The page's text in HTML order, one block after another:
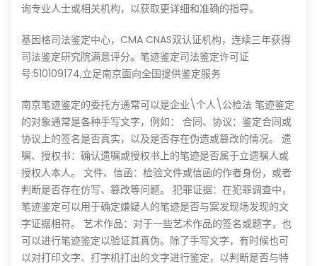
询专业人士或相关机构，以获取更详细和准确的指导。
基因格司法鉴定中心，CMA CNAS双认证机构，连续三年获得
司法鉴定研究院满意评分。笔迹鉴定司法鉴定许可证
号:510109174,立足南京面向全国提供鉴定服务
南京笔迹鉴定的委托方通常可以是企业\个人\公检法 笔迹鉴定
的对象通常是各种手写文字，例如： 合同、协议：鉴定合同或
协议上的签名是否真实，以及是否存在伪造或篡改的情况。 遗
嘱、授权书：确认遗嘱或授权书上的笔迹是否属于立遗嘱人或
授权人本人。 文件、信函：检验文件或信函的作者身份，或者
判断是否存在仿写、篡改等问题。 犯罪证据：在犯罪调查中，
笔迹鉴定可以用于确定嫌疑人的笔迹是否与案发现场发现的文
字证据相符。 艺术作品：对于一些艺术作品的签名或题字，也
可以进行笔迹鉴定以验证其真伪。除了手写文字，有时候也可
以对打印文字、打字机打出的文字进行鉴定，以判断是否与特